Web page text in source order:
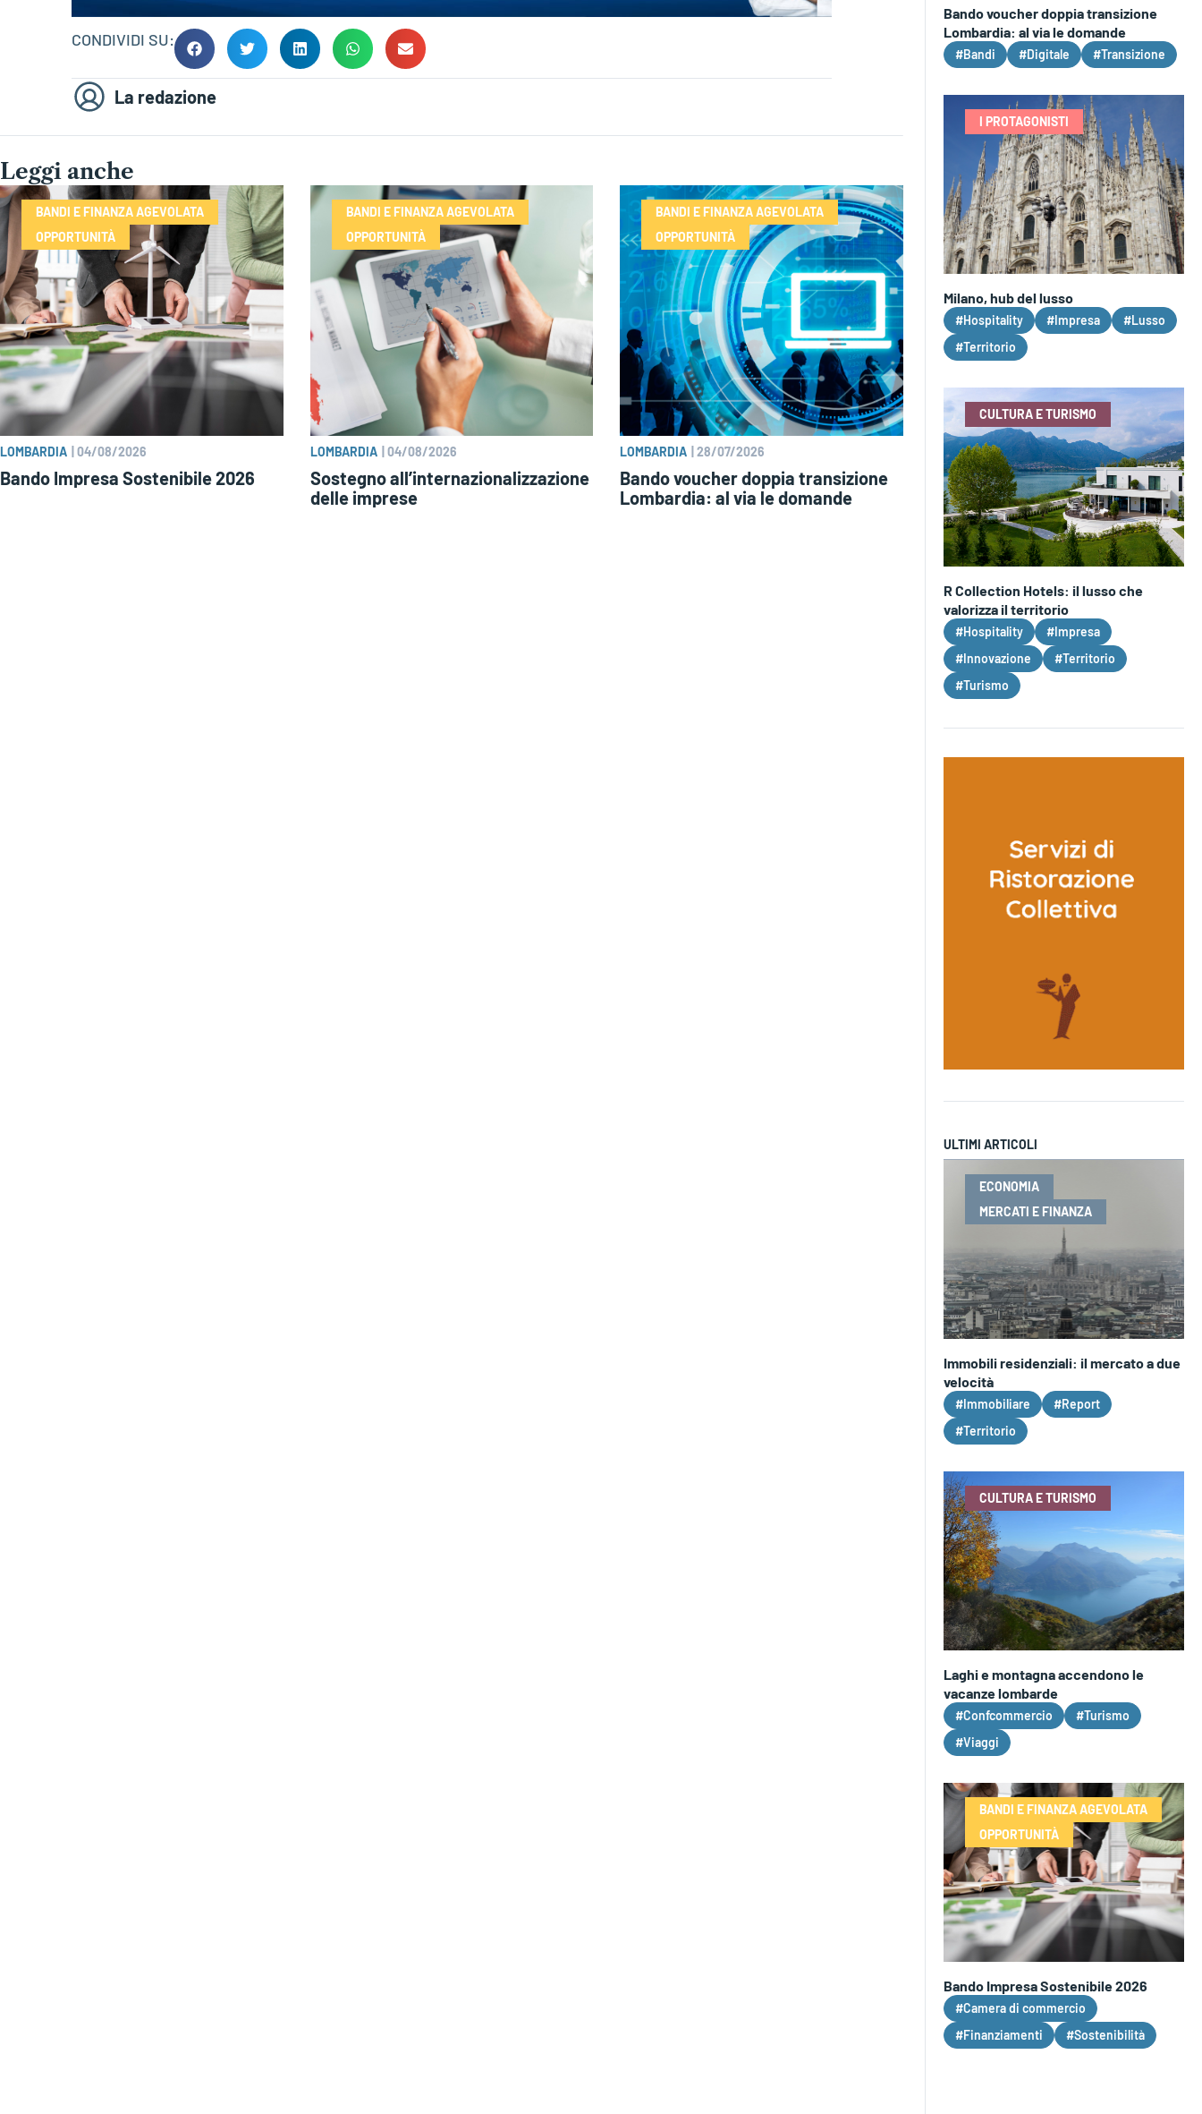
CONDIVIDI SU:
La redazione
Leggi anche
BANDI E FINANZA AGEVOLATA
OPPORTUNITÀ
LOMBARDIA 04/08/2026
Bando Impresa Sostenibile 2026
BANDI E FINANZA AGEVOLATA
OPPORTUNITÀ
LOMBARDIA 04/08/2026
Sostegno all’internazionalizzazione
delle imprese
BANDI E FINANZA AGEVOLATA
OPPORTUNITÀ
LOMBARDIA |28/07/2026
Bando voucher doppia transizione
Lombardia: al via le domande
Bando voucher doppia transizione
Lombardia: al via le domande
#Bandi #Digitale #Transizione
I PROTAGONISTI
Milano, hub del lusso
#Hospitality #Impresa
#Lusso
#Territorio
CULTURA E TURISMO
R Collection Hotels: il lusso che
valorizza il territorio
#Hospitality
#Impresa
#Innovazione
#Territorio
#Turismo
ULTIMI ARTICOLI
ECONOMIA
MERCATI E FINANZA
Immobili residenziali: il mercato a due
velocità
#Immobiliare
#Report
#Territorio
CULTURA E TURISMO
Laghi e montagna accendono le
vacanze lombarde
#Confcommercio
#Turismo
#Viaggi
BANDI E FINANZA AGEVOLATA
OPPORTUNITÀ
Bando Impresa Sostenibile 2026
#Camera di commercio
#Finanziamenti
#Sostenibilità